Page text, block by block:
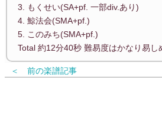
3. もくせい(SA+pf. 一部div.あり)
4. 鯨法会(SMA+pf.)
5. このみち(SMA+pf.)
Total 約12分40秒 難易度はかなり易し
＜ 前の楽譜記事